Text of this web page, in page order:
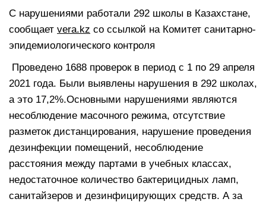
С нарушениями работали 292 школы в Казахстане,
сообщает vera.kz со ссылкой на Комитет санитарно-
эпидемиологического контроля
Проведено 1688 проверок в период с 1 по 29 апреля
2021 года. Были выявлены нарушения в 292 школах,
а это 17,2%.Основными нарушениями являются
несоблюдение масочного режима, отсутствие
разметок дистанцирования, нарушение проведения
дезинфекции помещений, несоблюдение
расстояния между партами в учебных классах,
недостаточное количество бактерицидных ламп,
санитайзеров и дезинфицирующих средств. А за